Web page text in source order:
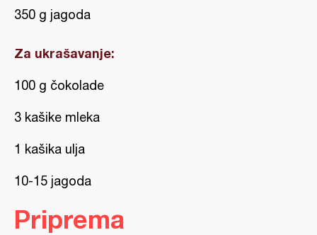
350 g jagoda
Za ukrašavanje:
100 g čokolade
3 kašike mleka
1 kašika ulja
10-15 jagoda
Priprema